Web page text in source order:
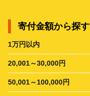
寄付金額から探す
1万円以内
20,001～30,000円
50,001～100,000円